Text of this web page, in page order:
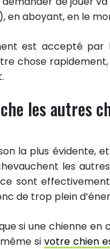
en aboyant, en le
est accepté par
chose
les autres
la plus évidente,
les
ce sont
de trop plein
si une chienne
si votre chien